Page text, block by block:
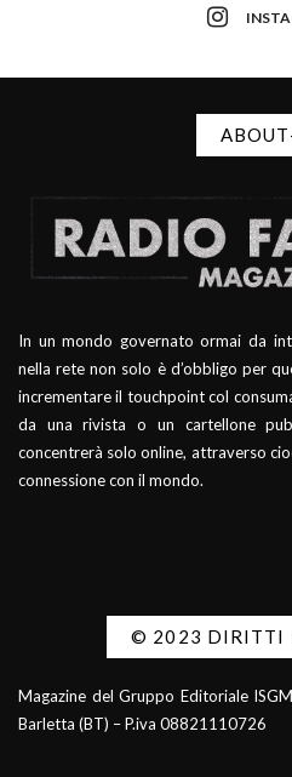
In un mondo governato ormai da
nella rete non solo è d’obbligo per
incrementare il touchpoint col
da una rivista o un cartellone
concentrerà solo online, attraverso
connessione con il mondo.
© 2023 DIRITTI
Magazine del Gruppo Editoriale
Barletta (BT) – P.iva 08821110726